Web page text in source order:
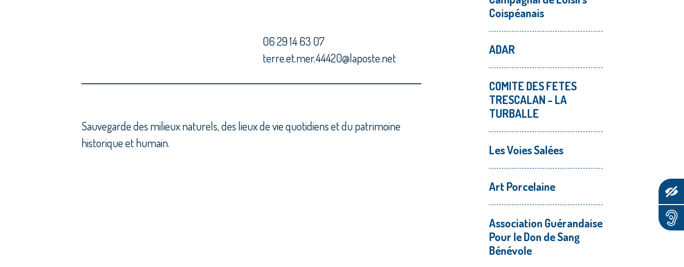
06 29 14 63 07
terre.et.mer.44420@laposte.net
Sauvegarde des milieux naturels, des lieux de vie quotidiens et du patrimoine
historique et humain.
Coispéanais
ADAR
COMITE DES FETES
TRESCALAN - LA
TURBALLE
Les Voies Salées
Art Porcelaine
Association Guérandaise
Pour le Don de Sang
Bénévole